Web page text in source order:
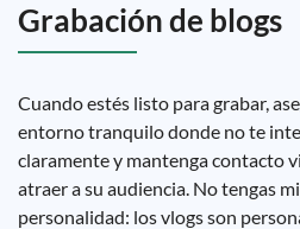
Grabación de blogs
Cuando estés listo para grabar,
entorno tranquilo donde no te
claramente y mantenga contacto
atraer a su audiencia. No tengas
personalidad: los vlogs son